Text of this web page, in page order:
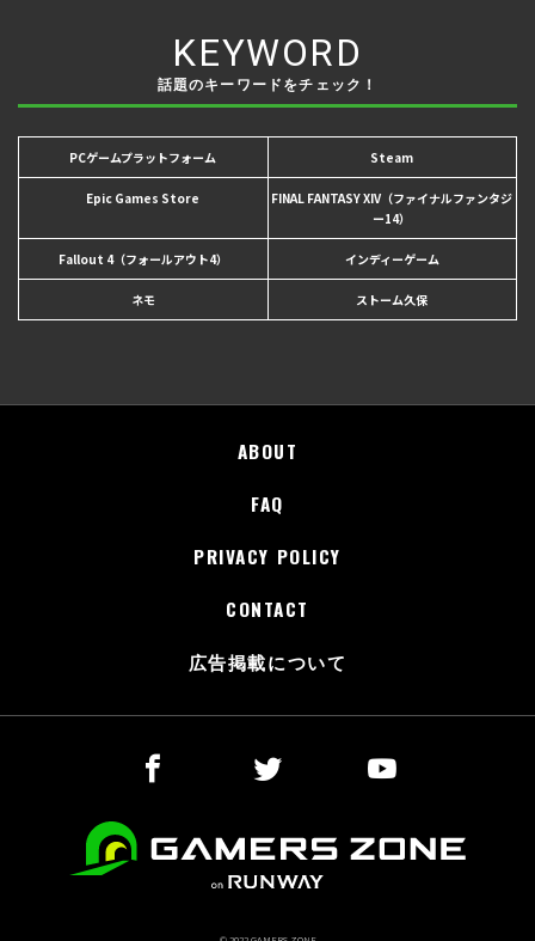
KEYWORD
話題のキーワードをチェック！
PCゲームプラットフォーム Steam
Epic Games Store
FINAL FANTASY XIV（ファイナルファンタジ
ー14）
Fallout 4（フォールアウト4） インディーゲーム
ネモ ストーム久保
ABOUT
FAQ
PRIVACY POLICY
CONTACT
広告掲載について